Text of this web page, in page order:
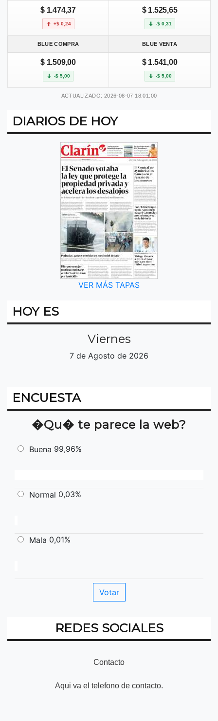
$ 1.474,37
+$ 0,24
$ 1.525,65
-$ 0,31
BLUE COMPRA BLUE VENTA
$ 1.509,00
-$ 5,00
$ 1.541,00
-$ 5,00
ACTUALIZADO: 2026-08-07 18:01:00
DIARIOS DE HOY
VER MÁS TAPAS
HOY ES
Viernes
7 de Agosto de 2026
ENCUESTA
�Qu� te parece la web?
Buena 99,96%
Normal 0,03%
Mala 0,01%
REDES SOCIALES
Contacto
Aqui va el telefono de contacto.